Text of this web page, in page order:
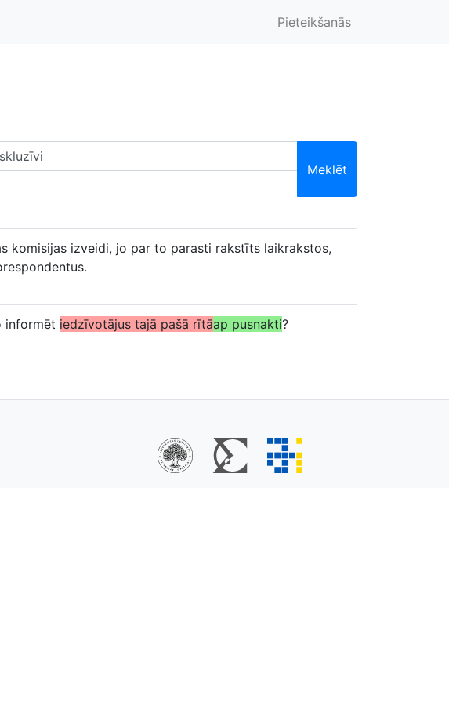
Pieteikšanās
Meklēt
komisijas izveidi, jo par to parasti rakstīts laikrakstos,
informēt iedzīvotājus tajā pašā rītāap pusnakti?